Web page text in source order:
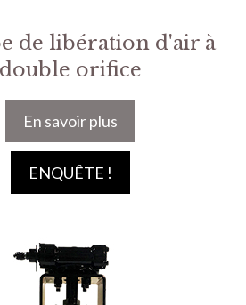
de libération d'air à
double orifice
En savoir plus
ENQUÊTE !